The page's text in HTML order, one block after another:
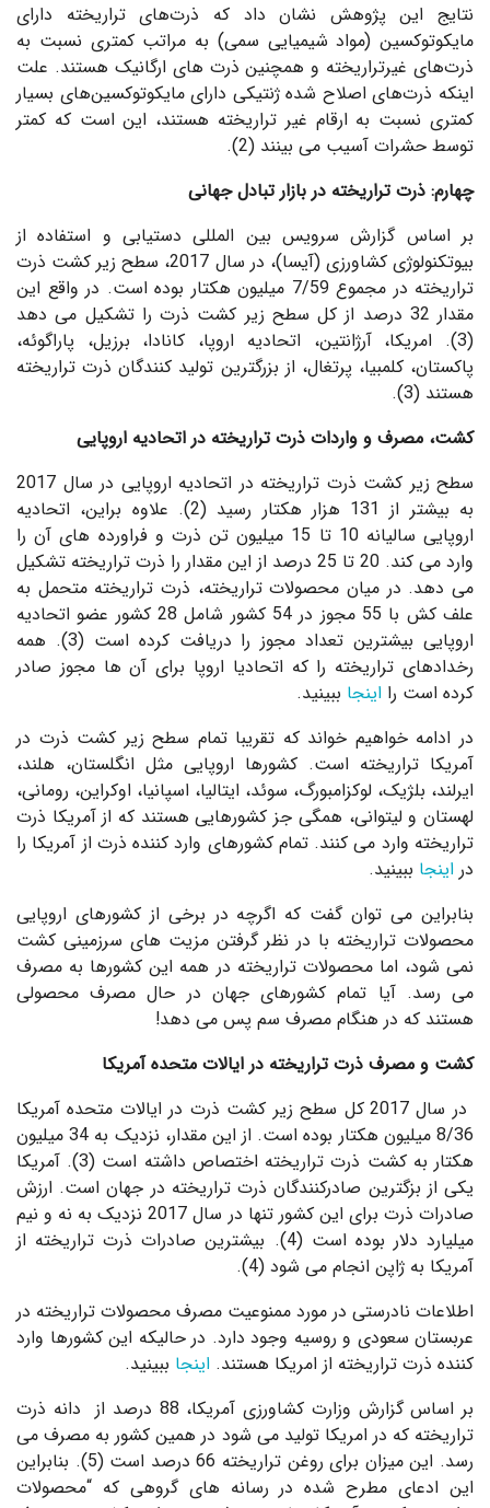
نتایج این پژوهش نشان داد که ذرت‌های تراریخته دارای
مایکوتوکسین‌ (مواد شیمیایی سمی) به مراتب کمتری نسبت به
ذرت‌های غیرتراریخته و همچنین ذرت های ارگانیک هستند. علت
اینکه ذرت‌های اصلاح شده ژنتیکی دارای مایکوتوکسین‌های بسیار
کمتری نسبت به ارقام غیر تراریخته هستند، این است که کمتر
توسط حشرات آسیب می بینند (2).
چهارم: ذرت تراریخته در بازار تبادل جهانی
بر اساس گزارش سرویس بین المللی دستیابی و استفاده از
بیوتکنولوژی کشاورزی (آیسا)، در سال 2017، سطح زیر کشت ذرت
تراریخته در مجموع 7/59 میلیون هکتار بوده است. در واقع این
مقدار 32 درصد از کل سطح زیر کشت ذرت را تشکیل می دهد
(3). امریکا، آرژانتین، اتحادیه اروپا، کانادا، برزیل، پاراگوئه،
پاکستان، کلمبیا، پرتغال، از بزرگترین تولید کنندگان ذرت تراریخته
هستند (3).
کشت، مصرف و واردات ذرت تراریخته در اتحادیه اروپایی
سطح زیر کشت ذرت تراریخته در اتحادیه اروپایی در سال 2017
به بیشتر از 131 هزار هکتار رسید (2). علاوه براین، اتحادیه
اروپایی سالیانه 10 تا 15 میلیون تن ذرت و فراورده های آن را
وارد می کند. 20 تا 25 درصد از این مقدار را ذرت تراریخته تشکیل
می دهد. در میان محصولات تراریخته، ذرت تراریخته متحمل به
علف کش با 55 مجوز در 54 کشور شامل 28 کشور عضو اتحادیه
اروپایی بیشترین تعداد مجوز را دریافت کرده است (3). همه
رخدادهای تراریخته را که اتحادیا اروپا برای آن ها مجوز صادر
کرده است را اینجا ببینید.
در ادامه خواهیم خواند که تقریبا تمام سطح زیر کشت ذرت در
آمریکا تراریخته است. کشورها اروپایی مثل انگلستان، هلند،
ایرلند، بلژیک، لوکزامبورگ، سوئد، ایتالیا، اسپانیا، اوکراین، رومانی،
لهستان و لیتوانی، همگی جز کشورهایی هستند که از آمریکا ذرت
تراریخته وارد می کنند. تمام کشورهای وارد کننده ذرت از آمریکا را
در اینجا ببینید.
بنابراین می توان گفت که اگرچه در برخی از کشورهای اروپایی
محصولات تراریخته با در نظر گرفتن مزیت های سرزمینی کشت
نمی شود، اما محصولات تراریخته در همه این کشورها به مصرف
می رسد. آیا تمام کشورهای جهان در حال مصرف محصولی
هستند که در هنگام مصرف سم پس می دهد!
کشت و مصرف ذرت تراریخته در ایالات متحده آمریکا
در سال 2017 کل سطح زیر کشت ذرت در ایالات متحده آمریکا
8/36 میلیون هکتار بوده است. از این مقدار، نزدیک به 34 میلیون
هکتار به کشت ذرت تراریخته اختصاص داشته است (3). آمریکا
یکی از بزگترین صادرکنندگان ذرت تراریخته در جهان است. ارزش
صادرات ذرت برای این کشور تنها در سال 2017 نزدیک به نه و نیم
میلیارد دلار بوده است (4). بیشترین صادرات ذرت تراریخته از
آمریکا به ژاپن انجام می شود (4).
اطلاعات نادرستی در مورد ممنوعیت مصرف محصولات تراریخته در
عربستان سعودی و روسیه وجود دارد. در حالیکه این کشورها وارد
کننده ذرت تراریخته از امریکا هستند. اینجا ببینید.
بر اساس گزارش وزارت کشاورزی آمریکا، 88 درصد از دانه ذرت
تراریخته که در امریکا تولید می شود در همین کشور به مصرف می
رسد. این میزان برای روغن تراریخته 66 درصد است (5). بنابراین
این ادعای مطرح شده در رسانه های گروهی که “محصولات